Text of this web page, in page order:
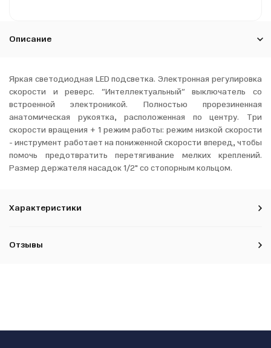
Описание
Яркая светодиодная LED подсветка. Электронная регулировка
скорости и реверс. ″Интеллектуальный″ выключатель со
встроенной электроникой. Полностью прорезиненная
анатомическая рукоятка, расположенная по центру. Три
скорости вращения + 1 режим работы: режим низкой скорости
- инструмент работает на пониженной скорости вперед, чтобы
помочь предотвратить перетягивание мелких креплений.
Размер держателя насадок 1/2" со стопорным кольцом.
Характеристики
Отзывы